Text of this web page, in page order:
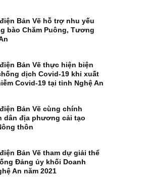
Bản Vẽ hỗ trợ nhu yếu
bào Chăm Puông, Tương
Bản Vẽ thực hiện biện
dịch Covid-19 khi xuất
Covid-19 tại tỉnh Nghệ An
Bản Vẽ cùng chính
dân địa phương cải tạo
thôn
Bản Vẽ tham dự giải thể
Đảng ủy khối Doanh
An năm 2021